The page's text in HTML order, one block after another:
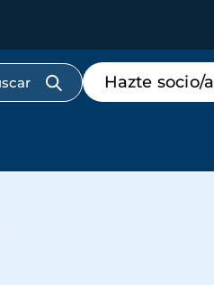
Menú
de
destacados
Hazte socio/a